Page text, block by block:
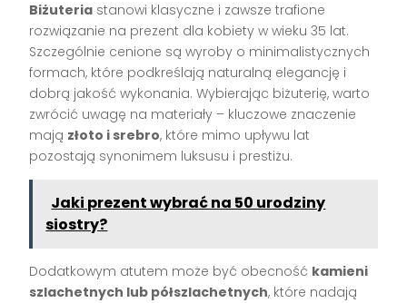
Biżuteria stanowi klasyczne i zawsze trafione
rozwiązanie na prezent dla kobiety w wieku 35 lat.
Szczególnie cenione są wyroby o minimalistycznych
formach, które podkreślają naturalną elegancję i
dobrą jakość wykonania. Wybierając biżuterię, warto
zwrócić uwagę na materiały – kluczowe znaczenie
mają złoto i srebro, które mimo upływu lat
pozostają synonimem luksusu i prestiżu.
Jaki prezent wybrać na 50 urodziny
siostry?
Dodatkowym atutem może być obecność kamieni
szlachetnych lub półszlachetnych, które nadają